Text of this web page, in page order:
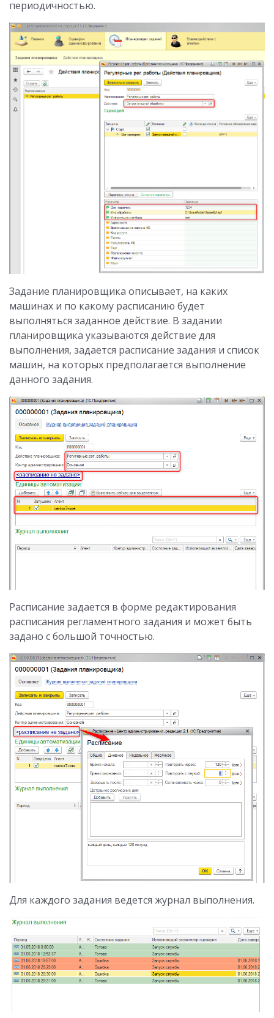
периодичностью.
Задание планировщика описывает, на каких
машинах и по какому расписанию будет
выполняться заданное действие. В задании
планировщика указываются действие для
выполнения, задается расписание задания и список
машин, на которых предполагается выполнение
данного задания.
Расписание задается в форме редактирования
расписания регламентного задания и может быть
задано с большой точностью.
Для каждого задания ведется журнал выполнения.